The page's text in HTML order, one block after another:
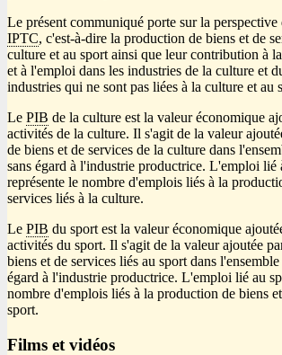
Le présent communiqué porte sur la perspective
IPTC, c'est-à-dire la production de biens et de
culture et au sport ainsi que leur contribution à
et à l'emploi dans les industries de la culture et
industries qui ne sont pas liées à la culture et au
Le PIB de la culture est la valeur économique
activités de la culture. Il s'agit de la valeur
de biens et de services de la culture dans
sans égard à l'industrie productrice. L'emploi lié
représente le nombre d'emplois liés à la
services liés à la culture.
Le PIB du sport est la valeur économique
activités du sport. Il s'agit de la valeur ajoutée
biens et de services liés au sport dans
égard à l'industrie productrice. L'emploi lié au
nombre d'emplois liés à la production de biens
sport.
Films et vidéos